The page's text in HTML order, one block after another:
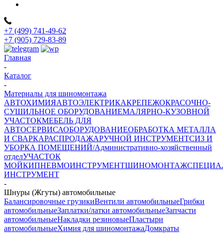
+7 (499) 741-49-62
+7 (905) 729-83-89
Главная
-
Каталог
-
Материалы для шиномонтажа
АВТОХИМИЯАВТОЭЛЕКТРИКАКРЕПЕЖОКРАСОЧНО-
СУШИЛЬНОЕ ОБОРУДОВАНИЕМАЛЯРНО-КУЗОВНОЙ
УЧАСТОКМЕБЕЛЬ ДЛЯ
АВТОСЕРВИСАОБОРУДОВАНИЕОБРАБОТКА МЕТАЛЛА
И СВАРКАРАСПРОДАЖАРУЧНОЙ ИНСТРУМЕНТСИЗ И
УБОРКА ПОМЕЩЕНИЙ/Административно-хозяйственный
отделУЧАСТОК
МОЙКИПНЕВМОИНСТРУМЕНТШИНОМОНТАЖ
ИНСТРУМЕНТ
-
Шнуры (Жгуты) автомобильные
Балансировочные грузикиВентили автомобильныеГрибки
автомобильныеЗаплатки/латки автомобильныеЗапчасти
автомобильныеНакладки резиновыеПластыри
автомобильныеХимия для шиномонтажаДомкраты